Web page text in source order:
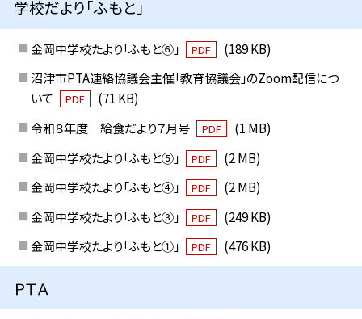
学校だより「ふもと」
金岡中学校たより「ふもと⑥」 PDF
(189 KB)
沼津市PTA連絡協議会主催「教育協議会」のZoom配信につ
いて
PDF
(71 KB)
令和８年度 給食だより７月号
PDF
(1 MB)
金岡中学校たより「ふもと⑤」
PDF
(2 MB)
金岡中学校たより「ふもと④」
PDF
(2 MB)
金岡中学校たより「ふもと③」
PDF
(249 KB)
金岡中学校たより「ふもと①」
PDF (476 KB)
ＰＴＡ